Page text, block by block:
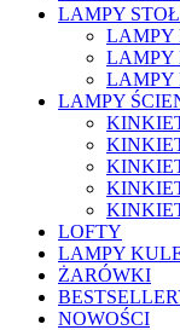
LAMPY
LAMPY
LAMPY
LAMPY
LAMPY
LOFTY
LAMPY
ŻARÓWKI
NOWOŚCI